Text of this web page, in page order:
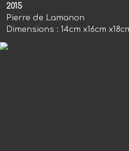
2015
Pierre de Lamanon
Dimensions : 14cm x16cm